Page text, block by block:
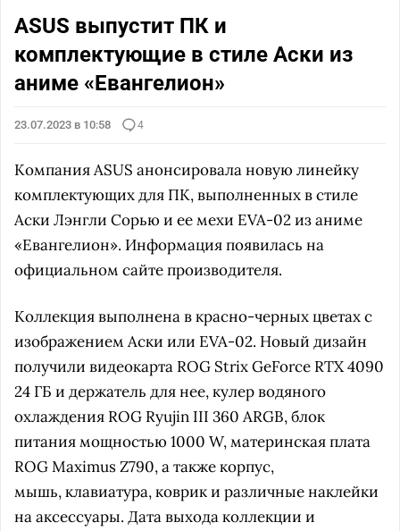
ASUS выпустит ПК и
комплектующие в стиле Аски из
аниме «Евангелион»
23.07.2023 в 10:58 4
Компания ASUS анонсировала новую линейку
комплектующих для ПК, выполненных в стиле
Аски Лэнгли Сорью и ее мехи EVA-02 из аниме
«Евангелион». Информация появилась на
официальном сайте производителя.
Коллекция выполнена в красно-черных цветах с
изображением Аски или EVA-02. Новый дизайн
получили видеокарта ROG Strix GeForce RTX 4090
24 ГБ и держатель для нее, кулер водяного
охлаждения ROG Ryujin III 360 ARGB, блок
питания мощностью 1000 W, материнская плата
ROG Maximus Z790, а также корпус,
мышь, клавиатура, коврик и различные наклейки
на аксессуары. Дата выхода коллекции и